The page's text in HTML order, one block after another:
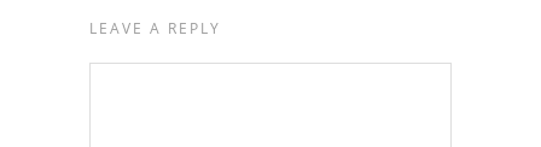
LEAVE A REPLY